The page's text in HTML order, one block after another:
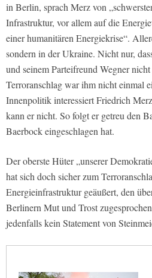
in Berlin, sprach Merz von
Infrastruktur, vor allem auf die
einer humanitären Energiekrise“.
sondern in der Ukraine. Nicht nur,
und seinem Parteifreund Wegner
Terroranschlag war ihm nicht einmal
Innenpolitik interessiert Friedrich
kann er nicht. So folgt er getreu den
Baerbock eingeschlagen hat.
Der oberste Hüter „unserer
hat sich doch sicher zum
Energieinfrastruktur geäußert, den
Berlinern Mut und Trost
jedenfalls kein Statement von